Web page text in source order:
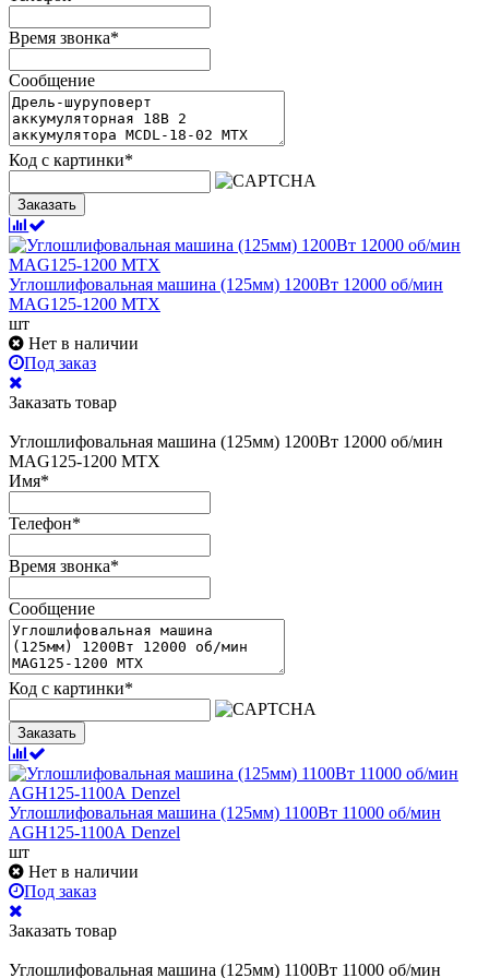
Время звонка*
Сообщение
Код с картинки*
Заказать
Углошлифовальная машина (125мм) 1200Вт 12000 об/мин
MAG125-1200 MTX
шт
Нет в наличии
Под заказ
Заказать товар
Углошлифовальная машина (125мм) 1200Вт 12000 об/мин
MAG125-1200 MTX
Имя*
Телефон*
Время звонка*
Сообщение
Код с картинки*
Заказать
Углошлифовальная машина (125мм) 1100Вт 11000 об/мин
AGH125-1100А Denzel
шт
Нет в наличии
Под заказ
Заказать товар
Углошлифовальная машина (125мм) 1100Вт 11000 об/мин